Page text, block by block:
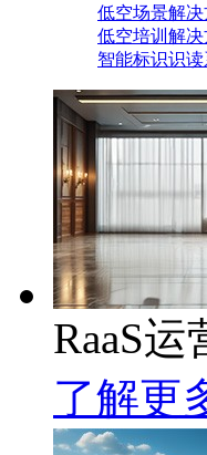
低空场景解决
低空培训解决
智能标识识读
RaaS
了解更